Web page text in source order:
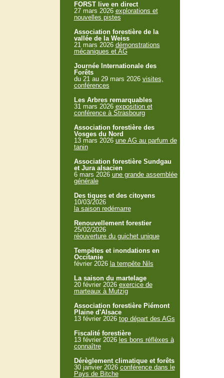
FORST live en direct
27 mars 2026 explorations et
nouvelles pistes
Association forestière de la
vallée de la Weiss
21 mars 2026 démonstrations
mécaniques et AG
Journée Internationale des
Forêts
du 21 au 29 mars 2026 visites,
conférences
Les Arbres remarquables
31 mars 2026 exposition et
conférence à Strasbourg
Association forestière des
Vosges du Nord
13 mars 2026 une AG au parfum de
tanin
Association forestière Sundgau
et Jura alsacien
6 mars 2026 une grande assemblée
générale
Des tiques et des citoyens
10/03/2026
la saison redémarre
Renouvellement forestier
25/02/2026
réouverture du guichet unique
Tempêtes et inondations en
Occitanie
février 2026 la tempête Nils
La saison du martelage
20 février 2026 exercice de
marteaux à Mutzig
Association forestière Piémont
Plaine d'Alsace
13 février 2026 top départ des AGs
Fiscalité forestière
13 février 2026 les bons réflèxes à
connaître
Dérèglement climatique et forêts
30 janvier 2026 conférence dans le
Pays de Bitche